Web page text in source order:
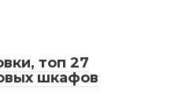
топ 27
шкафов